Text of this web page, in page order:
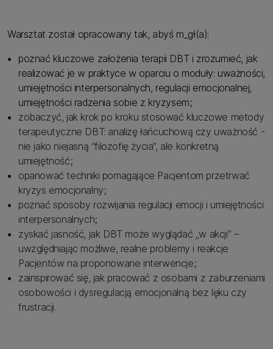
Warsztat został opracowany tak, abyś m_gł(a):
poznać kluczowe założenia terapii DBT i zrozumieć, jak
realizować je w praktyce w oparciu o moduły: uważności,
umiejętności interpersonalnych, regulacji emocjonalnej,
umiejętności radzenia sobie z kryzysem;
zobaczyć, jak krok po kroku stosować kluczowe metody
terapeutyczne DBT: analizę łańcuchową czy uważność -
nie jako niejasną “filozofię życia”, ale konkretną
umiejętność;
opanować techniki pomagające Pacjentom przetrwać
kryzys emocjonalny;
poznać sposoby rozwijania regulacji emocji i umiejętności
interpersonalnych;
zyskać jasność, jak DBT może wyglądać „w akcji” –
uwzględniając możliwe, realne problemy i reakcje
Pacjentów na proponowane interwencje;
zainspirować się, jak pracować z osobami z zaburzeniami
osobowości i dysregulacją emocjonalną bez lęku czy
frustracji.